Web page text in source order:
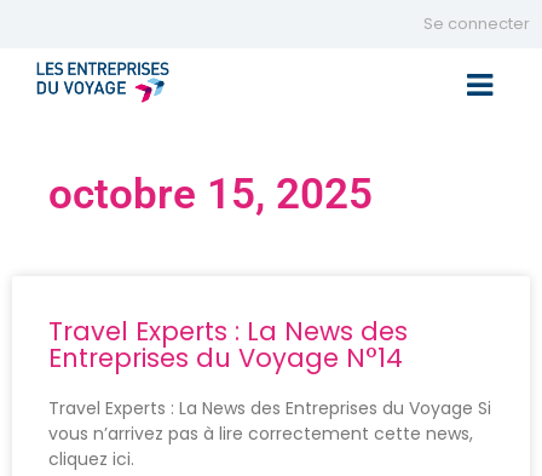
Se connecter
octobre 15, 2025
Travel Experts : La News des
Entreprises du Voyage N°14
Travel Experts : La News des Entreprises du Voyage Si
vous n’arrivez pas à lire correctement cette news,
cliquez ici.